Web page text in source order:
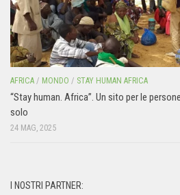
AFRICA / MONDO / STAY HUMAN AFRICA
“Stay human. Africa”. Un sito per le
solo
24 MAG, 2025
I NOSTRI PARTNER: